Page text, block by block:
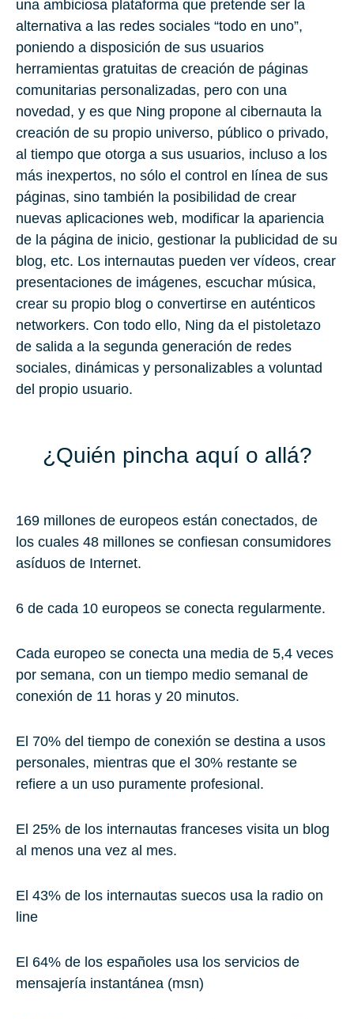
una ambiciosa plataforma que pretende ser la
alternativa a las redes sociales “todo en uno”,
poniendo a disposición de sus usuarios
herramientas gratuitas de creación de páginas
comunitarias personalizadas, pero con una
novedad, y es que Ning propone al cibernauta la
creación de su propio universo, público o privado,
al tiempo que otorga a sus usuarios, incluso a los
más inexpertos, no sólo el control en línea de sus
páginas, sino también la posibilidad de crear
nuevas aplicaciones web, modificar la apariencia
de la página de inicio, gestionar la publicidad de su
blog, etc. Los internautas pueden ver vídeos, crear
presentaciones de imágenes, escuchar música,
crear su propio blog o convertirse en auténticos
networkers. Con todo ello, Ning da el pistoletazo
de salida a la segunda generación de redes
sociales, dinámicas y personalizables a voluntad
del propio usuario.
¿Quién pincha aquí o allá?
169 millones de europeos están conectados, de
los cuales 48 millones se confiesan consumidores
asíduos de Internet.
6 de cada 10 europeos se conecta regularmente.
Cada europeo se conecta una media de 5,4 veces
por semana, con un tiempo medio semanal de
conexión de 11 horas y 20 minutos.
El 70% del tiempo de conexión se destina a usos
personales, mientras que el 30% restante se
refiere a un uso puramente profesional.
El 25% de los internautas franceses visita un blog
al menos una vez al mes.
El 43% de los internautas suecos usa la radio on
line
El 64% de los españoles usa los servicios de
mensajería instantánea (msn)